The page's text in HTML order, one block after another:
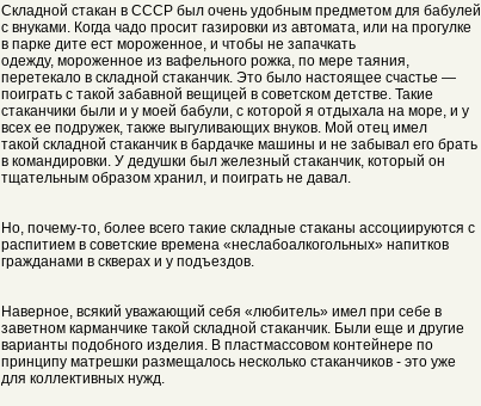
Складной стакан в СССР был очень удобным предметом для бабулей
с внуками. Когда чадо просит газировки из автомата, или на прогулке
в парке дите ест мороженное, и чтобы не запачкать
одежду, мороженное из вафельного рожка, по мере таяния,
перетекало в складной стаканчик. Это было настоящее счастье —
поиграть с такой забавной вещицей в советском детстве. Такие
стаканчики были и у моей бабули, с которой я отдыхала на море, и у
всех ее подружек, также выгуливающих внуков. Мой отец имел
такой складной стаканчик в бардачке машины и не забывал его брать
в командировки. У дедушки был железный стаканчик, который он
тщательным образом хранил, и поиграть не давал.
Но, почему-то, более всего такие складные стаканы ассоциируются с
распитием в советские времена «неслабоалкогольных» напитков
гражданами в скверах и у подъездов.
Наверное, всякий уважающий себя «любитель» имел при себе в
заветном карманчике такой складной стаканчик. Были еще и другие
варианты подобного изделия. В пластмассовом контейнере по
принципу матрешки размещалось несколько стаканчиков - это уже
для коллективных нужд.